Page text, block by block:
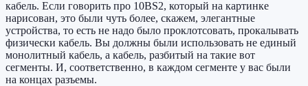
кабель. Если говорить про 10BS2, который на картинке
нарисован, это были чуть более, скажем, элегантные
устройства, то есть не надо было проклотсовать, прокалывать
физически кабель. Вы должны были использовать не единый
монолитный кабель, а кабель, разбитый на такие вот
сегменты. И, соответственно, в каждом сегменте у вас были
на концах разъемы.